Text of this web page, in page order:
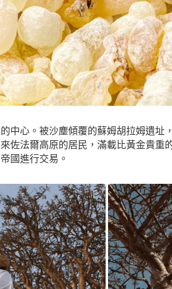
中心。被沙塵傾覆的蘇姆胡拉姆遺
佐法爾高原的居民，滿載比黃金貴
國進行交易。